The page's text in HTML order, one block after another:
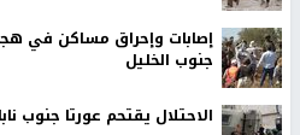
إصابات وإحراق مساكن في
جنوب الخليل
الاحتلال يقتحم عورتا جنوب